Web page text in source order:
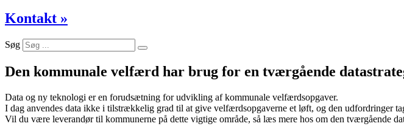
Kontakt »
Søg
Den kommunale velfærd har brug for en tværgående
Data og ny teknologi er en forudsætning for udvikling af kommunale velfærdsopgaver.
I dag anvendes data ikke i tilstrækkelig grad til at give velfærdsopgaverne et løft, og den udfordringer
Vil du være leverandør til kommunerne på dette vigtige område, så læs mere hos om den tværgående